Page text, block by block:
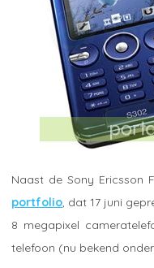
Naast de Sony Ericsson
portfolio , dat 17 juni
8 megapixel
telefoon (nu bekend